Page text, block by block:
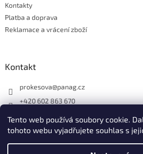
Tento web používá soubory cookie.
tohoto webu vyjadřujete souhlas s
Kontakty
Platba a doprava
Reklamace a vrácení zboží
Kontakt
prokesova@panag.cz
+420 602 863 670